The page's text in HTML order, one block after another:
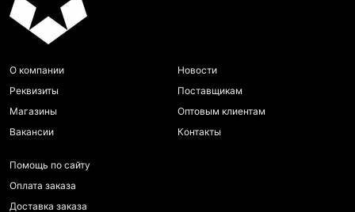
О компании
Реквизиты
Магазины
Вакансии
Новости
Поставщикам
Оптовым клиентам
Контакты
Помощь по сайту
Оплата заказа
Доставка заказа